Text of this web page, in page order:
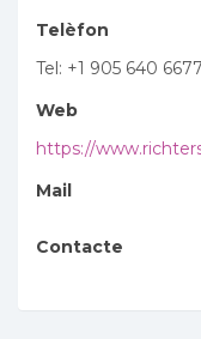
Telèfon
Tel: +1 905 640 6677
Web
https://
Mail
Contacte